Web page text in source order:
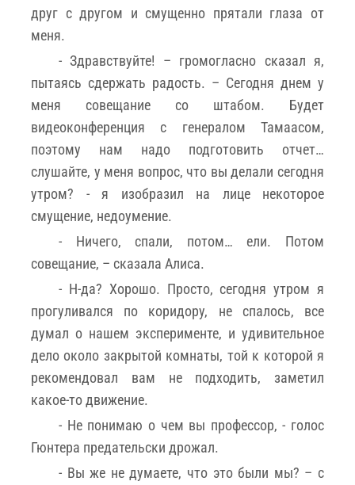
друг с другом и смущенно прятали глаза от
меня.
- Здравствуйте! – громогласно сказал я,
пытаясь сдержать радость. – Сегодня днем у
меня совещание со штабом. Будет
видеоконференция с генералом Тамаасом,
поэтому нам надо подготовить отчет…
слушайте, у меня вопрос, что вы делали сегодня
утром? - я изобразил на лице некоторое
смущение, недоумение.
- Ничего, спали, потом… ели. Потом
совещание, – сказала Алиса.
- Н-да? Хорошо. Просто, сегодня утром я
прогуливался по коридору, не спалось, все
думал о нашем эксперименте, и удивительное
дело около закрытой комнаты, той к которой я
рекомендовал вам не подходить, заметил
какое-то движение.
- Не понимаю о чем вы профессор, - голос
Гюнтера предательски дрожал.
- Вы же не думаете, что это были мы? – с